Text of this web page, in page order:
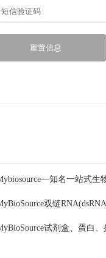
知名一站式生
双链
试剂盒试剂盒、蛋白